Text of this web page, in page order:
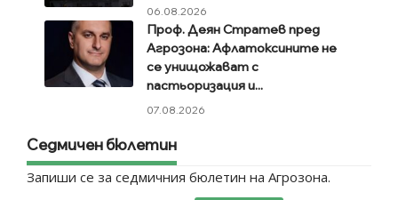
06.08.2026
Проф. Деян Стратев пред
Агрозона: Афлатоксините не
се унищожават с
пастьоризация и...
07.08.2026
Седмичен бюлетин
Запиши се за седмичния бюлетин на Агрозона.